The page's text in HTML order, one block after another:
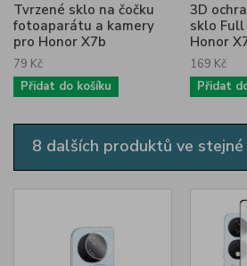
Tvrzené sklo na čočku
fotoaparátu a kamery
pro Honor X7b
79 Kč
Přidat do košíku
3D
sklo Full
Honor
169 Kč
Přidat
8 dalších produktů ve